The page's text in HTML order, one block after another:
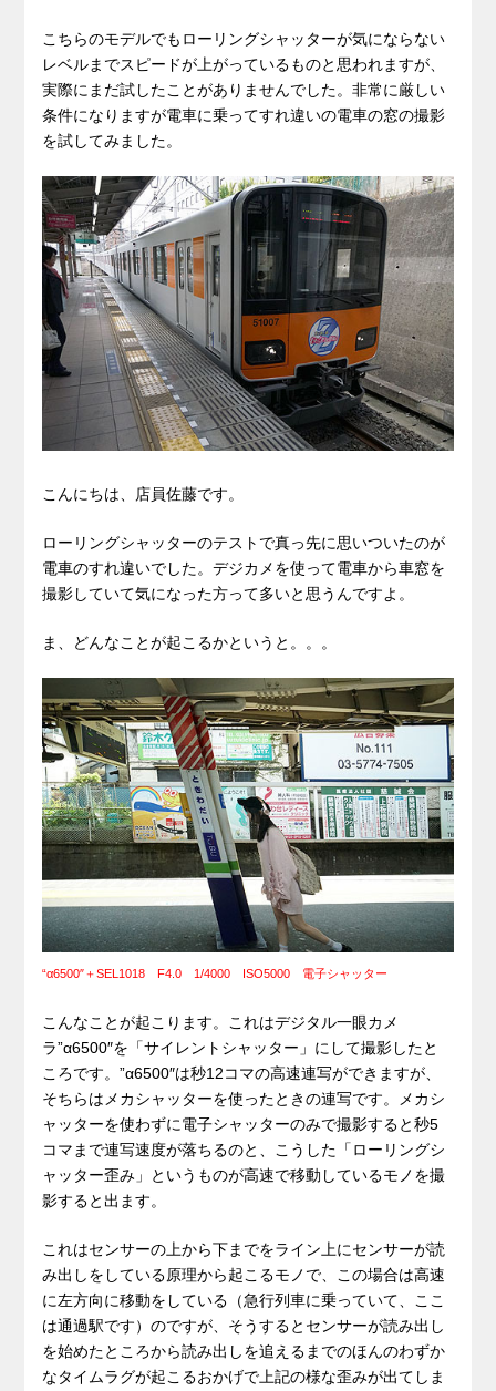
こちらのモデルでもローリングシャッターが気にならない
レベルまでスピードが上がっているものと思われますが、
実際にまだ試したことがありませんでした。非常に厳しい
条件になりますが電車に乗ってすれ違いの電車の窓の撮影
を試してみました。
こんにちは、店員佐藤です。
ローリングシャッターのテストで真っ先に思いついたのが
電車のすれ違いでした。デジカメを使って電車から車窓を
撮影していて気になった方って多いと思うんですよ。
ま、どんなことが起こるかというと。。。
“α6500″＋SEL1018 F4.0 1/4000 ISO5000 電子シャッター
こんなことが起こります。これはデジタル一眼カメ
ラ”α6500″を「サイレントシャッター」にして撮影したと
ころです。”α6500″は秒12コマの高速連写ができますが、
そちらはメカシャッターを使ったときの連写です。メカシ
ャッターを使わずに電子シャッターのみで撮影すると秒5
コマまで連写速度が落ちるのと、こうした「ローリングシ
ャッター歪み」というものが高速で移動しているモノを撮
影すると出ます。
これはセンサーの上から下までをライン上にセンサーが読
み出しをしている原理から起こるモノで、この場合は高速
に左方向に移動をしている（急行列車に乗っていて、ここ
は通過駅です）のですが、そうするとセンサーが読み出し
を始めたところから読み出しを追えるまでのほんのわずか
なタイムラグが起こるおかげで上記の様な歪みが出てしま